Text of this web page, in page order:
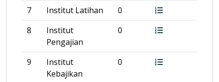
7 Institut Latihan
0
8
Institut
Pengajian
0
9
Institut
Kebajikan
0